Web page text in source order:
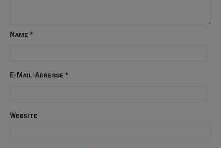
Name *
E-Mail-Adresse *
Website